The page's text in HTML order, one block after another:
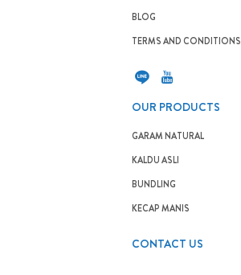
BLOG
TERMS AND CONDITIONS
OUR PRODUCTS
GARAM NATURAL
KALDU ASLI
BUNDLING
KECAP MANIS
CONTACT US